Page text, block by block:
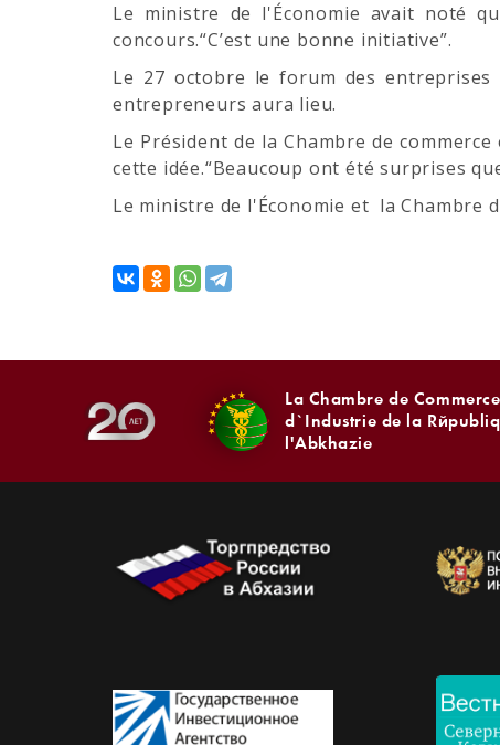
Le ministre de l'Économie avait noté
concours.“C’est une bonne initiative”.
Le 27 octobre le forum des
entrepreneurs aura lieu.
Le Président de la Chambre de
cette idée.“Beaucoup ont été surprises
Le ministre de l'Économie et la Chambre
La Chambre de
d`Industrie de la
l'Abkhazie